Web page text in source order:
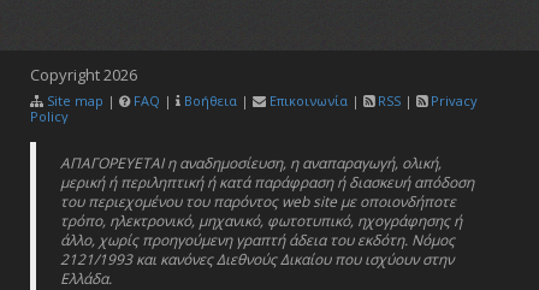
Copyright2026
Site map | FAQ | Βοήθεια | Επικοινωνία | RSS |
Privacy
Policy
ΑΠΑΓΟΡΕΥΕΤΑΙ η αναδημοσίευση, η αναπαραγωγή, ολική,
μερική ή περιληπτική ή κατά παράφραση ή διασκευή απόδοση
του περιεχομένου του παρόντος web site με οποιονδήποτε
τρόπο, ηλεκτρονικό, μηχανικό, φωτοτυπικό, ηχογράφησης ή
άλλο, χωρίς προηγούμενη γραπτή άδεια του εκδότη. Νόμος
2121/1993 και κανόνες Διεθνούς Δικαίου που ισχύουν στην
Ελλάδα.